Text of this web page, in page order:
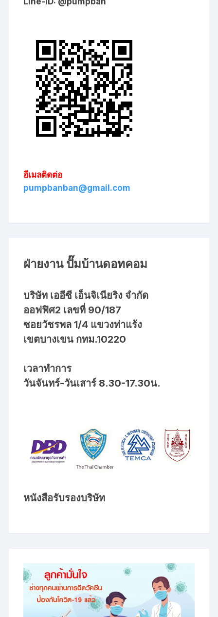
อีเมลติดต่อ
pumpbanban@gmail.com
ฝ่ายงาน ปั๊มบ้านดอทคอม
บริษัท เออีซี เอ็นจิเนียริง จำกัด
ออฟฟิศ2 เลขที่ 90/187
ซอยวัชรพล 1/4 แขวงท่าแร้ง
เขตบางเขน กทม.10220
เวลาทำการ
วันจันทร์-วันเสาร์ 8.30-17.30น.
หนังสือรับรองบริษัท